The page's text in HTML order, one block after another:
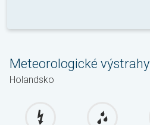
Meteorologické výstrahy
Holandsko